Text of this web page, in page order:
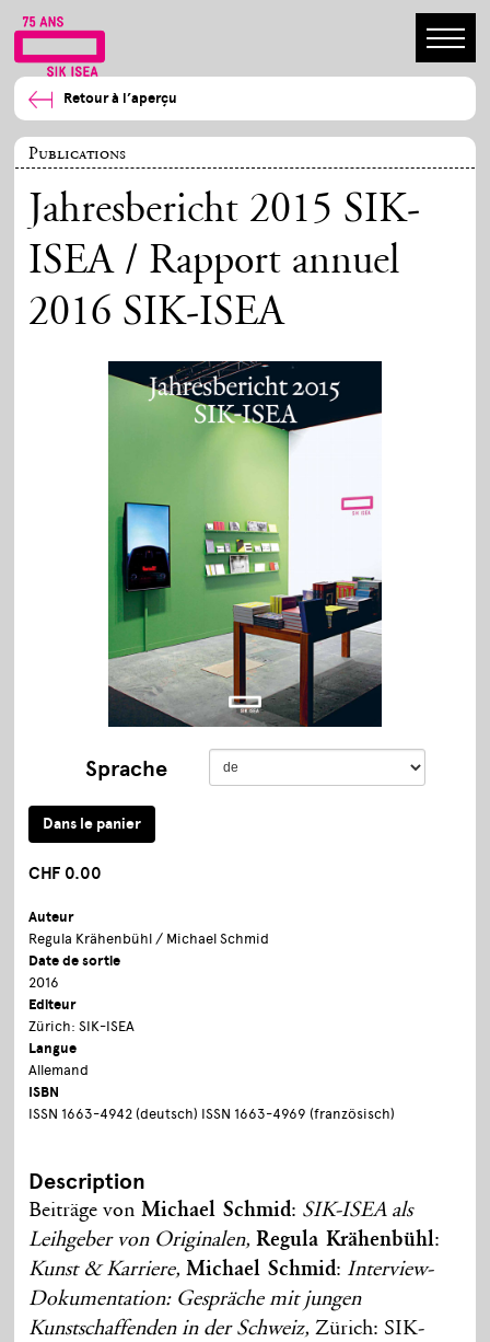
Retour à l’aperçu
Publications
Jahresbericht 2015 SIK-
ISEA / Rapport annuel
2016 SIK-ISEA
Sprache
CHF 0.00
Auteur
Regula Krähenbühl / Michael Schmid
Date de sortie
2016
Editeur
Zürich: SIK-ISEA
Langue
Allemand
ISBN
ISSN 1663-4942 (deutsch) ISSN 1663-4969 (französisch)
Description
Beiträge vonMichael Schmid: SIK-ISEA als
Leihgeber von Originalen, Regula Krähenbühl:
Kunst & Karriere, Michael Schmid: Interview-
Dokumentation: Gespräche mit jungen
Kunstschaffenden in der Schweiz, Zürich: SIK-